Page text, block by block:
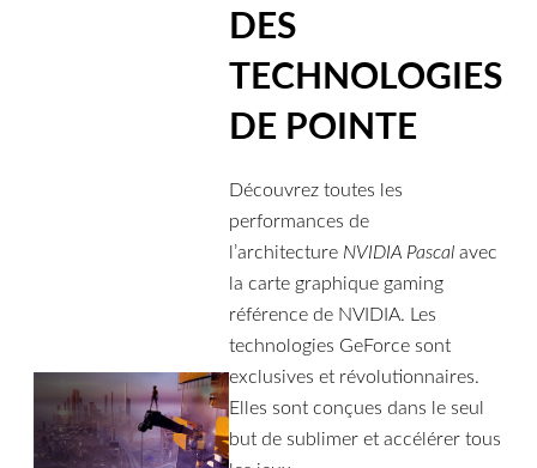
DES
TECHNOLOGIES
DE POINTE
Découvrez toutes les
performances de
l’architecture NVIDIA Pascal avec
la carte graphique gaming
référence de NVIDIA. Les
technologies GeForce sont
exclusives et révolutionnaires.
Elles sont conçues dans le seul
but de sublimer et accélérer tous